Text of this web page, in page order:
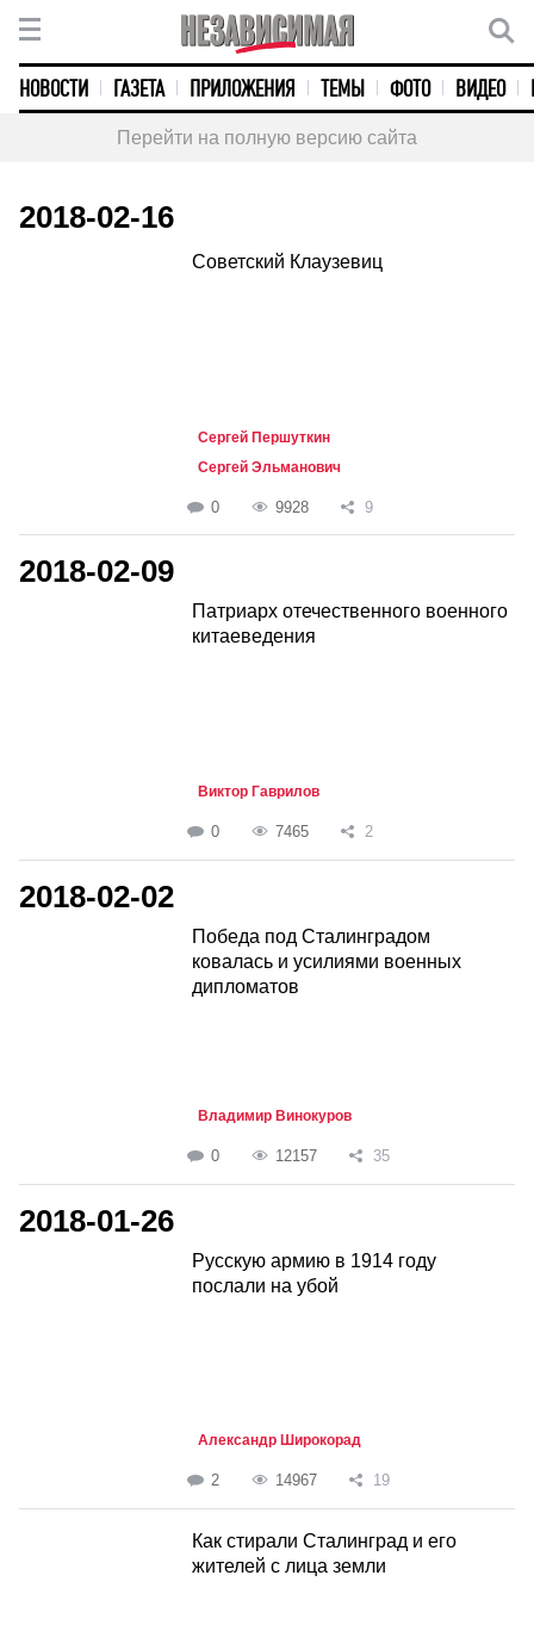
НОВОСТИ ГАЗЕТА ПРИЛОЖЕНИЯ ТЕМЫ ФОТО ВИДЕО
Перейти на полную версию сайта
2018-02-16
Советский Клаузевиц
Сергей Першуткин
Сергей Эльманович
0 9928 9
2018-02-09
Патриарх отечественного военного
китаеведения
Виктор Гаврилов
0 7465 2
2018-02-02
Победа под Сталинградом
ковалась и усилиями военных
дипломатов
Владимир Винокуров
0 12157 35
2018-01-26
Русскую армию в 1914 году
послали на убой
Александр Широкорад
2 14967 19
Как стирали Сталинград и его
жителей с лица земли